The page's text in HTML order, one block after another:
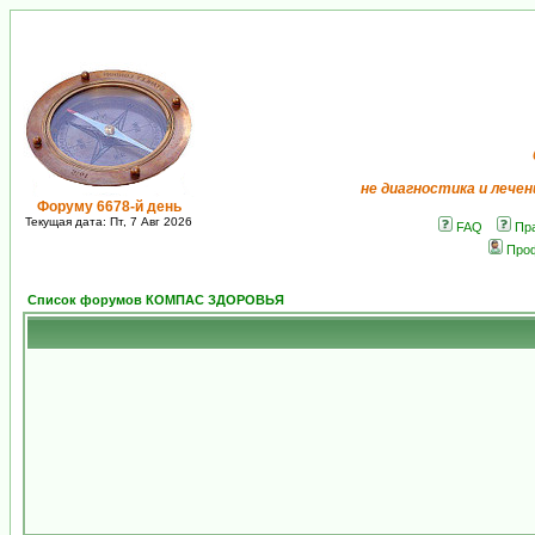
Форуму 6678-й день
Текущая дата: Пт, 7 Авг 2026
не диагностика и
FAQ
Список форумов КОМПАС ЗДОРОВЬЯ